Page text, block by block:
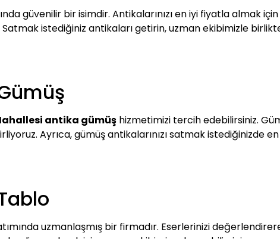
güvenilir bir isimdir. Antikalarınızı en iyi fiyatla almak
istediğiniz antikaları getirin, uzman ekibimizle
antika gümüş hizmetimizi tercih edebilirsiniz.
Ayrıca, gümüş antikalarınızı satmak istediğinizde
uzmanlaşmış bir firmadır. Eserlerinizi